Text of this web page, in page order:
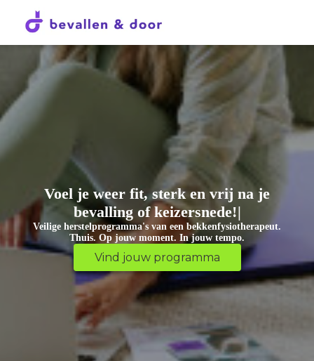
Voel je weer fit, sterk en vrij na je
bevalling of keizersnede!
Veilige herstelprogramma's van een bekkenfysiotherapeut.
Thuis. Op jouw moment. In jouw tempo.
Vind jouw programma